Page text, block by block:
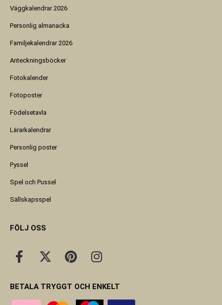
Väggkalendrar 2026
Personlig almanacka
Familjekalendrar 2026
Anteckningsböcker
Fotokalender
Fotoposter
Födelsetavla
Lärarkalendrar
Personlig poster
Pyssel
Spel och Pussel
Sällskapsspel
FÖLJ OSS
BETALA TRYGGT OCH ENKELT